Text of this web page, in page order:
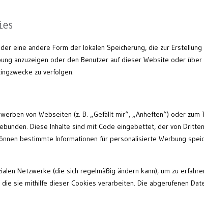
eine andere Form der lokalen Speicherung, die zur Erstellung
anzuzeigen oder den Benutzer auf dieser Website oder über
zu verfolgen.
von Webseiten (z. B. „Gefällt mir“, „Anheften“) oder zum
Diese Inhalte sind mit Code eingebettet, der von Dritten
bestimmte Informationen für personalisierte Werbung
Netzwerke (die sich regelmäßig ändern kann), um zu
sie mithilfe dieser Cookies verarbeiten. Die abgerufenen